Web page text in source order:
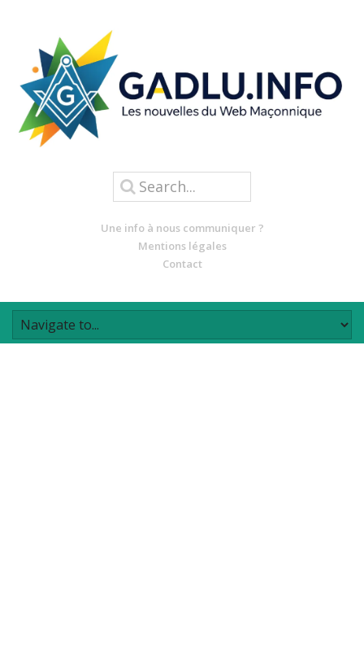
Une info à nous communiquer ?
Mentions légales
Contact